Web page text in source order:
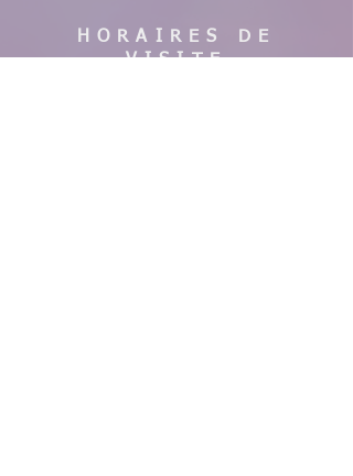
HORAIRES DE
VISITE